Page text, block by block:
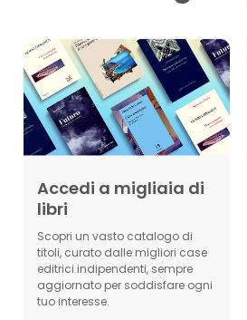
Accedi a migliaia di
libri
Scopri un vasto catalogo di
titoli, curato dalle migliori case
editrici indipendenti, sempre
aggiornato per soddisfare ogni
tuo interesse.